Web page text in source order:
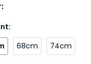
68cm 74cm